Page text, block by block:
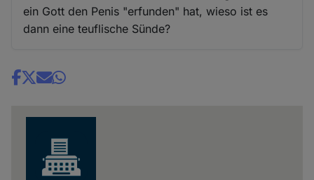
ein Gott den Penis "erfunden" hat, wieso ist es
dann eine teuflische Sünde?
Share